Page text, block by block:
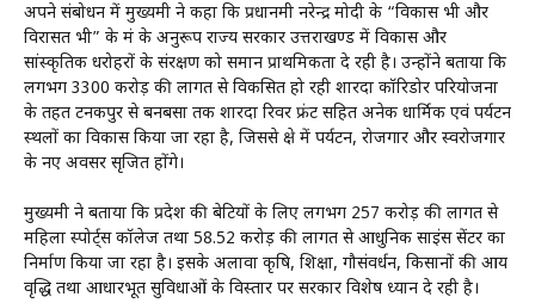
अपने संबोधन में मुख्यमंत्री ने कहा कि प्रधानमंत्री नरेन्द्र मोदी के “विकास भी और
विरासत भी” के मंत्र के अनुरूप राज्य सरकार उत्तराखण्ड में विकास और
सांस्कृतिक धरोहरों के संरक्षण को समान प्राथमिकता दे रही है। उन्होंने बताया कि
लगभग ₹3300 करोड़ की लागत से विकसित हो रही शारदा कॉरिडोर परियोजना
के तहत टनकपुर से बनबसा तक शारदा रिवर फ्रंट सहित अनेक धार्मिक एवं पर्यटन
स्थलों का विकास किया जा रहा है, जिससे क्षेत्र में पर्यटन, रोजगार और स्वरोजगार
के नए अवसर सृजित होंगे।
मुख्यमंत्री ने बताया कि प्रदेश की बेटियों के लिए लगभग ₹257 करोड़ की लागत से
महिला स्पोर्ट्स कॉलेज तथा ₹58.52 करोड़ की लागत से आधुनिक साइंस सेंटर का
निर्माण किया जा रहा है। इसके अलावा कृषि, शिक्षा, गौसंवर्धन, किसानों की आय
वृद्धि तथा आधारभूत सुविधाओं के विस्तार पर सरकार विशेष ध्यान दे रही है।